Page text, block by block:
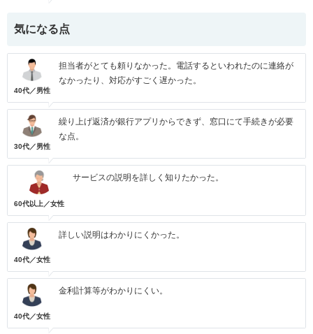
気になる点
40代／男性
担当者がとても頼りなかった。電話するといわれたのに連絡が
なかったり、対応がすごく遅かった。
30代／男性
繰り上げ返済が銀行アプリからできず、窓口にて手続きが必要
な点。
60代以上／女性
サービスの説明を詳しく知りたかった。
40代／女性
詳しい説明はわかりにくかった。
40代／女性
金利計算等がわかりにくい。